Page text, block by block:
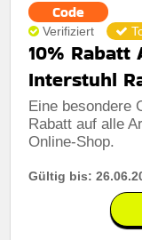
Code
Verifiziert
10% Rabatt
Interstuhl
Eine besondere
Rabatt auf alle
Online-Shop.
Gültig bis: